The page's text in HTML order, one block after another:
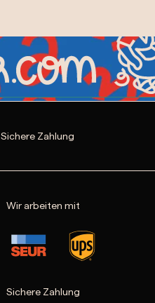
Sichere Zahlung
Wir arbeiten mit
Sichere Zahlung